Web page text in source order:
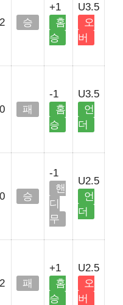
승
+1
홈
승
U3.5
오
버
패
-1
홈
승
U3.5
언
더
승
-1
핸
디
무
U2.5
언
더
패
+1
홈
승
U2.5
오
버